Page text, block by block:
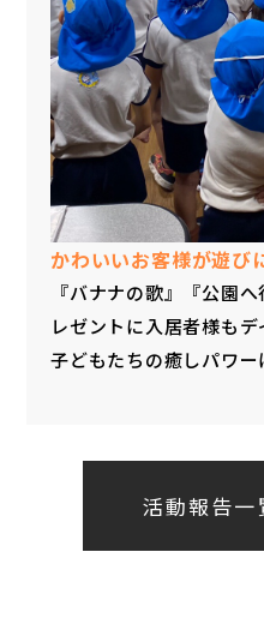
かわいいお客様が遊び
『バナナの歌』『公園
レゼントに入居者様も
子どもたちの癒しパワ
活動報告一